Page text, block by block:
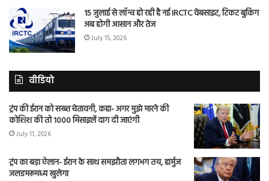
15 जुलाई से लॉन्च हो रही है नई IRCTC वेबसाइट, टिकट बुकिंग
अब होगी आसान और तेज
July 15, 2026
वीडियो
ट्रंप की ईरान को सख्त चेतावनी, कहा- अगर मुझे मारने की
कोशिश की तो 1000 मिसाइलें दाग दी जाएंगी
July 11, 2026
ट्रंप का बड़ा ऐलान- ईरान के साथ समझौता लगभग तय, हार्मुज
जलडमरूमध्य खुलेगा